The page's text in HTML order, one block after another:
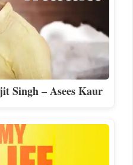
Singh – Asees Kaur